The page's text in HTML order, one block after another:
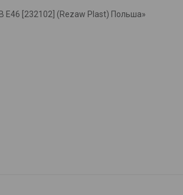
Е46 [232102] (Rezaw Plast) Польша»